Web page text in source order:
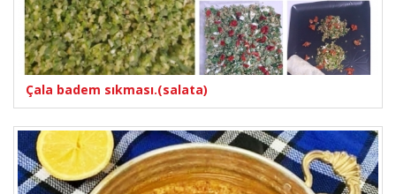
Çala badem sıkması.(salata)